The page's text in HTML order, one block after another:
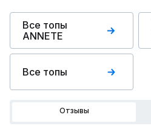
Все топы
ANNETE
Все топы
Отзывы